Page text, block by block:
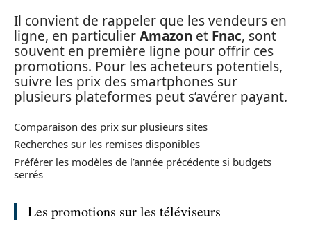
Il convient de rappeler que les vendeurs en
ligne, en particulierAmazon et Fnac, sont
souvent en première ligne pour offrir ces
promotions. Pour les acheteurs potentiels,
suivre les prix des smartphones sur
plusieurs plateformes peut s’avérer payant.
Comparaison des prix sur plusieurs sites
Recherches sur les remises disponibles
Préférer les modèles de l’année précédente si budgets
serrés
Les promotions sur les téléviseurs